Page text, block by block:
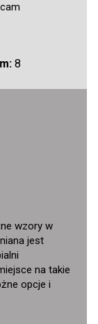
8
wzory w
jest
na takie
opcje i